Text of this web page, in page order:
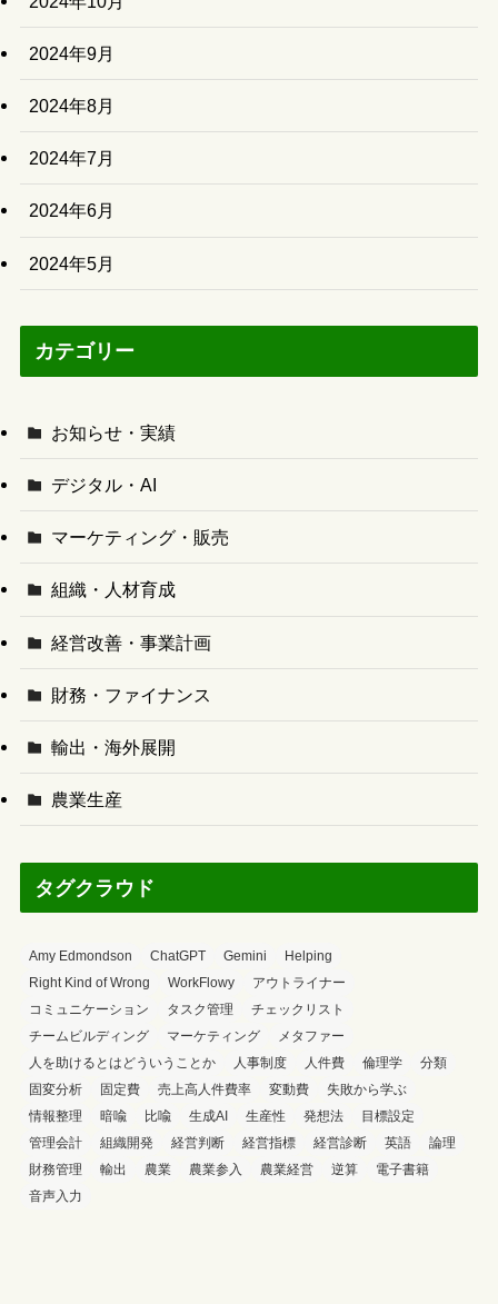
2024年9月
2024年8月
2024年7月
2024年6月
2024年5月
カテゴリー
お知らせ・実績
デジタル・AI
マーケティング・販売
組織・人材育成
経営改善・事業計画
財務・ファイナンス
輸出・海外展開
農業生産
タグクラウド
Amy Edmondson ChatGPT Gemini
Helping
Right Kind of Wrong
WorkFlowy
アウトライナー
コミュニケーション
タスク管理
チェックリスト
チームビルディング
マーケティング
メタファー
人を助けるとはどういうことか
人事制度 人件費 倫理学
分類
固変分析
固定費 売上高人件費率 変動費
失敗から学ぶ
情報整理
暗喩 比喩 生成AI 生産性 発想法
目標設定
管理会計
組織開発 経営判断 経営指標 経営診断 英語
論理
財務管理
輸出 農業 農業参入 農業経営 逆算
電子書籍
音声入力